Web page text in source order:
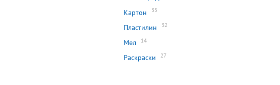
Картон 35
Пластилин 32
Мел 14
Раскраски 27